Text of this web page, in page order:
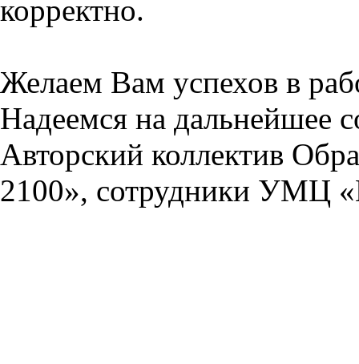
корректно.
Желаем Вам успехов в
Надеемся на дальнейшее
Авторский коллектив
2100», сотрудники УМЦ